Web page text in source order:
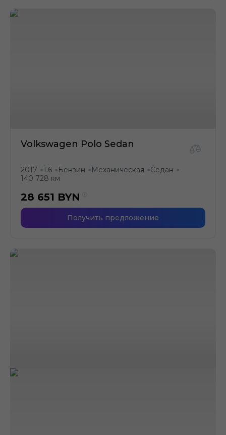
Volkswagen Polo Sedan
2017 ●1.6 ● Бензин ● Механическая ●Седан ●
140 728 км
28 651 BYN
Получить предложение